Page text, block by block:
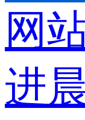
网
进